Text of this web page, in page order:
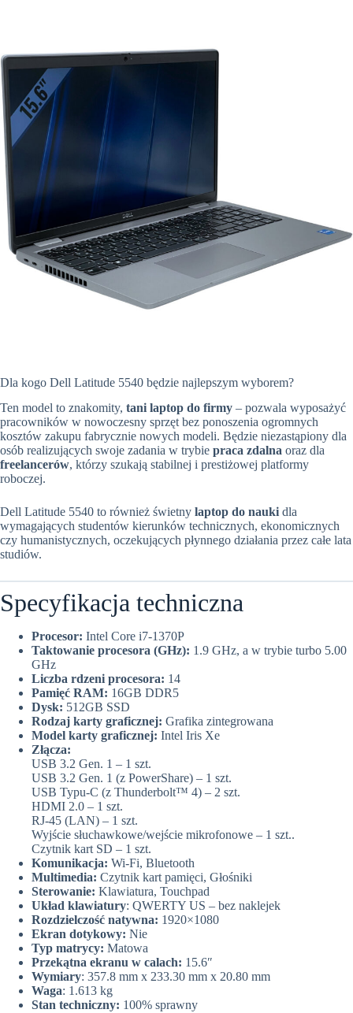
Dla kogo Dell Latitude 5540 będzie najlepszym wyborem?
Ten model to znakomity, tani laptop do firmy – pozwala wyposażyć
pracowników w nowoczesny sprzęt bez ponoszenia ogromnych
kosztów zakupu fabrycznie nowych modeli. Będzie niezastąpiony dla
osób realizujących swoje zadania w trybie praca zdalna oraz dla
freelancerów, którzy szukają stabilnej i prestiżowej platformy
roboczej.
Dell Latitude 5540 to również świetny laptop do nauki dla
wymagających studentów kierunków technicznych, ekonomicznych
czy humanistycznych, oczekujących płynnego działania przez całe lata
studiów.
Specyfikacja techniczna
Procesor: Intel Core i7-1370P
Taktowanie procesora (GHz): 1.9 GHz, a w trybie turbo 5.00
GHz
Liczba rdzeni procesora: 14
Pamięć RAM: 16GB DDR5
Dysk: 512GB SSD
Rodzaj karty graficznej: Grafika zintegrowana
Model karty graficznej: Intel Iris Xe
Złącza:
USB 3.2 Gen. 1 – 1 szt.
USB 3.2 Gen. 1 (z PowerShare) – 1 szt.
USB Typu-C (z Thunderbolt™ 4) – 2 szt.
HDMI 2.0 – 1 szt.
RJ-45 (LAN) – 1 szt.
Wyjście słuchawkowe/wejście mikrofonowe – 1 szt..
Czytnik kart SD – 1 szt.
Komunikacja: Wi-Fi, Bluetooth
Multimedia: Czytnik kart pamięci, Głośniki
Sterowanie: Klawiatura, Touchpad
Układ klawiatury: QWERTY US – bez naklejek
Rozdzielczość natywna: 1920×1080
Ekran dotykowy: Nie
Typ matrycy: Matowa
Przekątna ekranu w calach: 15.6″
Wymiary: 357.8 mm x 233.30 mm x 20.80 mm
Waga: 1.613 kg
Stan techniczny: 100% sprawny